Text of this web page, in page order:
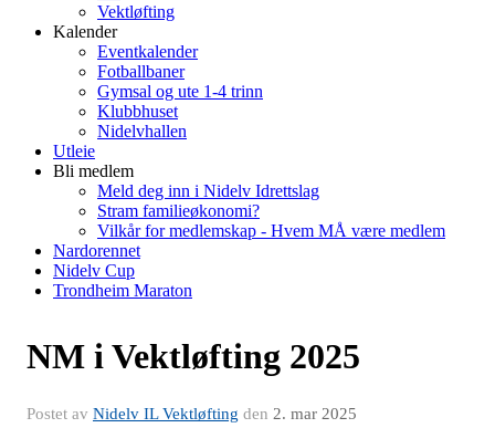
Vektløfting
Kalender
Eventkalender
Fotballbaner
Gymsal og ute 1-4 trinn
Klubbhuset
Nidelvhallen
Utleie
Bli medlem
Meld deg inn i Nidelv Idrettslag
Stram familieøkonomi?
Vilkår for medlemskap - Hvem MÅ være medlem
Nardorennet
Nidelv Cup
Trondheim Maraton
NM i Vektløfting 2025
Postet av Nidelv IL Vektløfting den 2. mar 2025